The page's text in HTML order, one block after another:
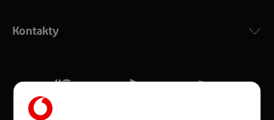
silný signál pro celou domácnost. Kompaktní rozměry 21
Více o COMPAL CH7465VF
Kontakty